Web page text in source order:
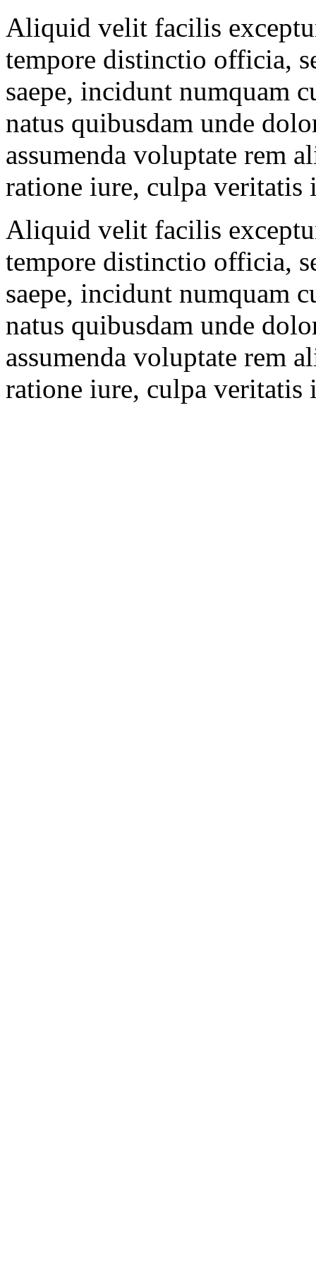
Aliquid velit facilis
tempore distinctio officia,
saepe, incidunt numquam
natus quibusdam unde
assumenda voluptate rem
ratione iure, culpa veritatis
Aliquid velit facilis
tempore distinctio officia,
saepe, incidunt numquam
natus quibusdam unde
assumenda voluptate rem
ratione iure, culpa veritatis